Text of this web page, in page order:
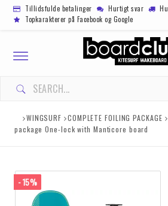
Tillidsfulde betalinger Hurtigt svar
Topkarakterer på Facebook og Google
Toggle
navigation
WINGSURF COMPLETE FOILING PACKAGE
package One-lock with Manticore board
- 15%